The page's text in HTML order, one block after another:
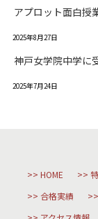
アプロット面白授
2025年8月27日
神戸女学院中学に
2025年7月24日
HOME
合格実績